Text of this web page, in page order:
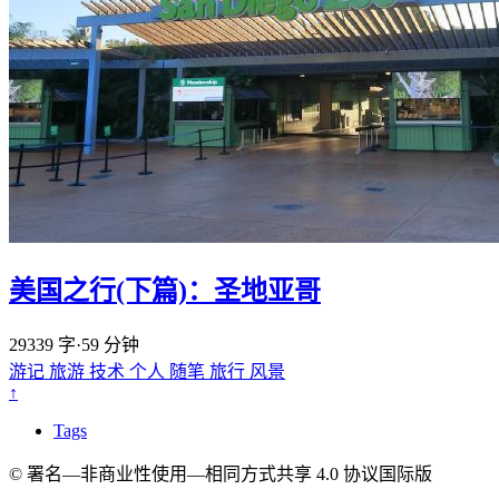
美国之行(下篇)：圣地亚哥
29339 字·59 分钟
游记 旅游 技术 个人 随笔 旅行 风景
↑
Tags
© 署名—非商业性使用—相同方式共享 4.0 协议国际版